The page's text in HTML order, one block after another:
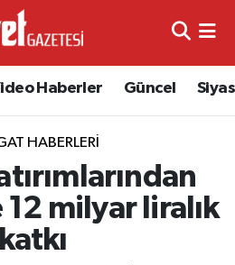
Haberler Güncel
HABERLERI
milyar liralık
katkı